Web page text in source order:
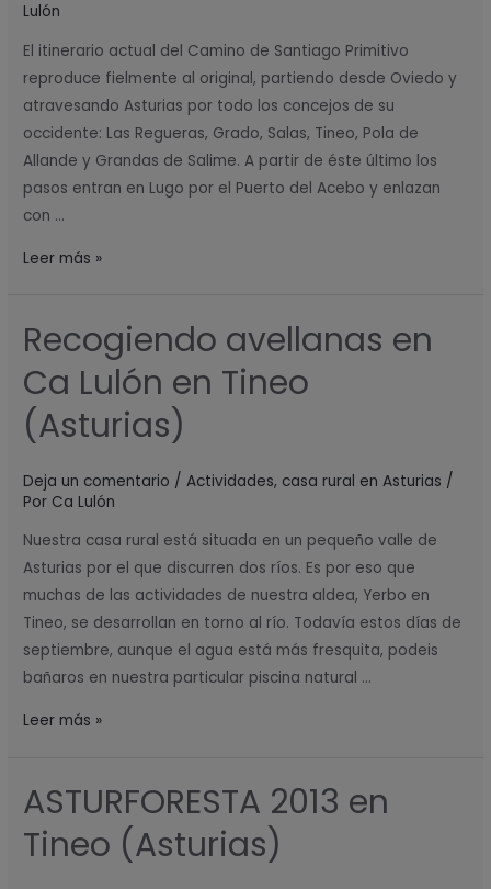
Lulón
El itinerario actual del Camino de Santiago Primitivo
reproduce fielmente al original, partiendo desde Oviedo y
atravesando Asturias por todo los concejos de su
occidente: Las Regueras, Grado, Salas, Tineo, Pola de
Allande y Grandas de Salime. A partir de éste último los
pasos entran en Lugo por el Puerto del Acebo y enlazan
con …
Tineo
(Asturias)
Leer más »
Recogiendo avellanas en
Ca Lulón en Tineo
(Asturias)
Deja un comentario /Actividades, casa rural en Asturias /
Por Ca Lulón
Nuestra casa rural está situada en un pequeño valle de
Asturias por el que discurren dos ríos. Es por eso que
muchas de las actividades de nuestra aldea, Yerbo en
Tineo, se desarrollan en torno al río. Todavía estos días de
septiembre, aunque el agua está más fresquita, podeis
bañaros en nuestra particular piscina natural …
Recogiendo
avellanas
en
Ca
Lulón
Tineo
Leer más »
ASTURFORESTA 2013 en
Tineo (Asturias)
ASTURFORESTA
2013